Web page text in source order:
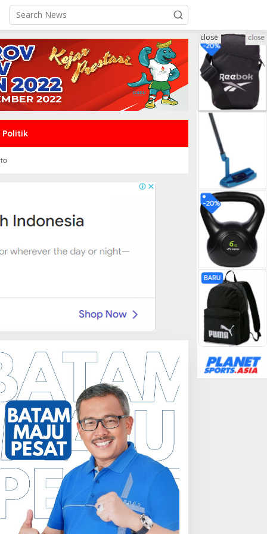
Politik
close
Batam , Berita,Kepri
Dua Lagu Karya Pangdam VI/
Mayjen TNI Krido Pramono